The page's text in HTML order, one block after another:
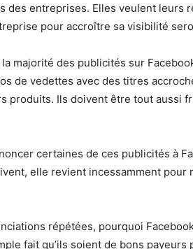
des entreprises. Elles veulent leurs
pour accroître sa visibilité
majorité des publicités sur
de vedettes avec des titres
produits. Ils doivent être tout aussi
certaines de ces publicités à
elle revient incessamment pour
répétées, pourquoi
fait qu’ils soient de bons